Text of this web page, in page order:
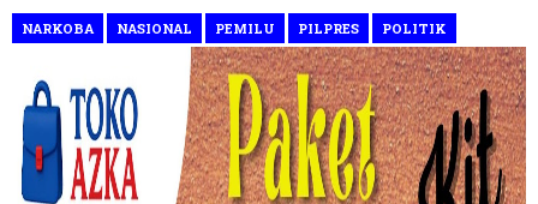
NARKOBA NASIONAL PEMILU PILPRES POLITIK